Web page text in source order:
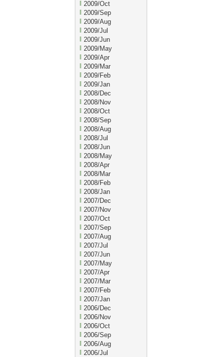
2009/Oct
2009/Sep
2009/Aug
2009/Jul
2009/Jun
2009/May
2009/Apr
2009/Mar
2009/Feb
2009/Jan
2008/Dec
2008/Nov
2008/Oct
2008/Sep
2008/Aug
2008/Jul
2008/Jun
2008/May
2008/Apr
2008/Mar
2008/Feb
2008/Jan
2007/Dec
2007/Nov
2007/Oct
2007/Sep
2007/Aug
2007/Jul
2007/Jun
2007/May
2007/Apr
2007/Mar
2007/Feb
2007/Jan
2006/Dec
2006/Nov
2006/Oct
2006/Sep
2006/Aug
2006/Jul